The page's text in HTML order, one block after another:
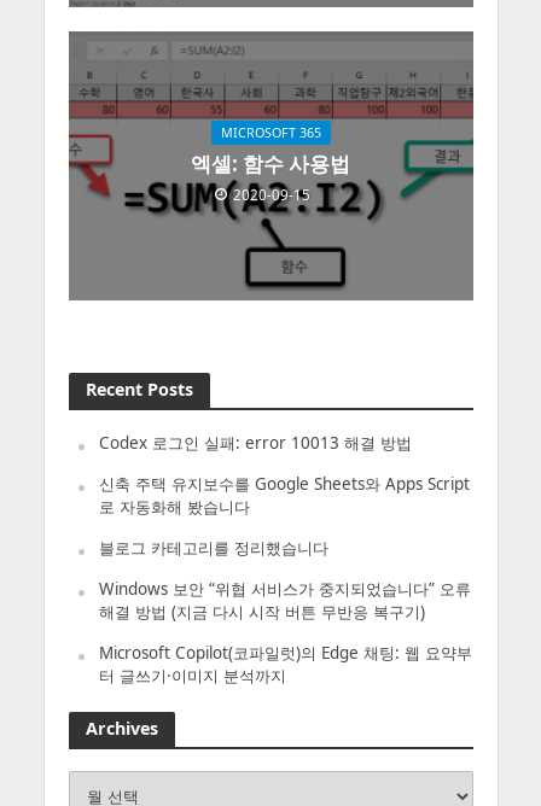
MICROSOFT 365
엑셀: 함수 사용법
2020-09-15
Recent Posts
Codex 로그인 실패: error 10013 해결 방법
신축 주택 유지보수를 Google Sheets와 Apps Script
로 자동화해 봤습니다
블로그 카테고리를 정리했습니다
Windows 보안 “위협 서비스가 중지되었습니다” 오류
해결 방법 (지금 다시 시작 버튼 무반응 복구기)
Microsoft Copilot(코파일럿)의 Edge 채팅: 웹 요약부
터 글쓰기·이미지 분석까지
Archives